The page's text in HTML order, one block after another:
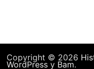
Copyright © 2026
WordPressy Bam.